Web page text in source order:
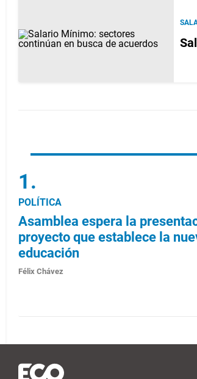
POLÍTICA
Asamblea espera la
proyecto que establece la
educación
Félix Chávez